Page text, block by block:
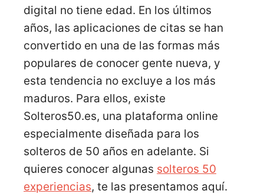
digital no tiene edad. En los últimos
años, las aplicaciones de citas se han
convertido en una de las formas más
populares de conocer gente nueva, y
esta tendencia no excluye a los más
maduros. Para ellos, existe
Solteros50.es, una plataforma online
especialmente diseñada para los
solteros de 50 años en adelante. Si
quieres conocer algunas solteros 50
experiencias, te las presentamos aquí.